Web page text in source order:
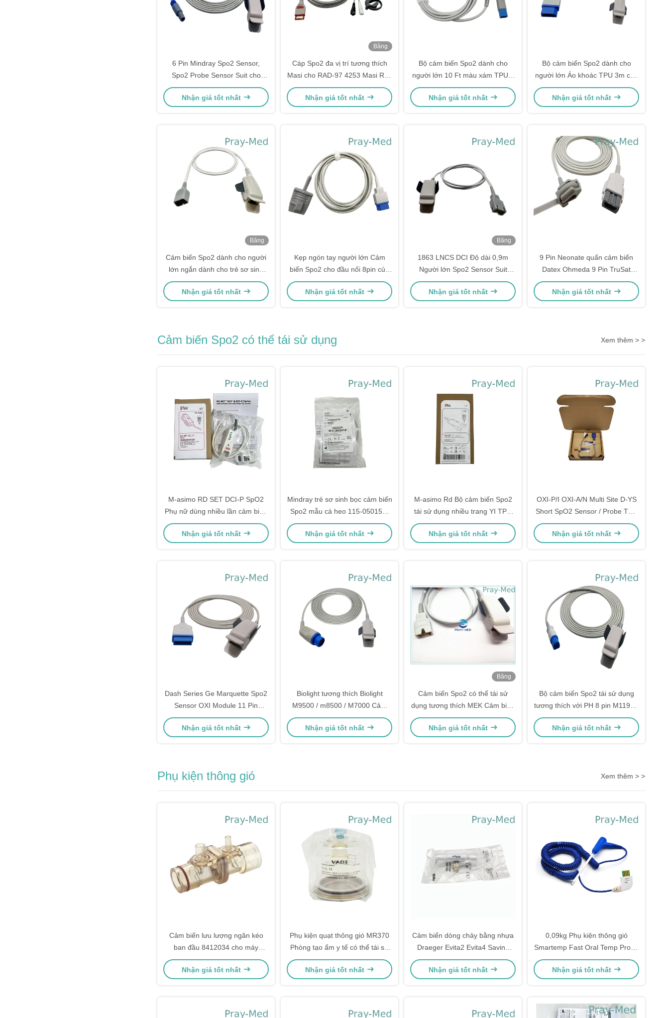
6 Pin Mindray Spo2 Sensor,
Spo2 Probe Sensor Suit cho
PM9000 / 8000 Cáp 3m/10ft TPU
Nhận giá tốt nhất
Băng
Cáp Spo2 đa vị trí tương thích
Masi cho RAD-97 4253 Masi Red
20-pin Connector
Nhận giá tốt nhất
Bộ cảm biến Spo2 dành cho
người lớn 10 Ft màu xám TPU 8
Đầu nối nam định hình Pin D
Nhận giá tốt nhất
Bộ cảm biến Spo2 dành cho
người lớn Áo khoác TPU 3m cho
đầu nối 8 chân của Meditec miền
Bắc
Nhận giá tốt nhất
Băng
Cảm biến Spo2 dành cho người
lớn ngắn dành cho trẻ sơ sinh
cho đầu nối 9pin Nihon Kohden
DB
Nhận giá tốt nhất
Kẹp ngón tay người lớn Cảm
biến Spo2 cho đầu nối 8pin của
Northern Meditec 3m
Nhận giá tốt nhất
Băng
1863 LNCS DCI Độ dài 0,9m
Người lớn Spo2 Sensor Suit
bệnh nhân
Nhận giá tốt nhất
9 Pin Neonate quấn cảm biến
Datex Ohmeda 9 Pin TruSat
SpO2 Probe
Nhận giá tốt nhất
Cảm biến Spo2 có thể tái sử dụng Xem thêm > >
M-asimo RD SET DCI-P SpO2
Phụ nữ dùng nhiều lần cảm biến
clip ngón tay 4051
Nhận giá tốt nhất
Mindray trẻ sơ sinh bọc cảm biến
Spo2 mẫu cá heo 115-050154-
00 518BLH
Nhận giá tốt nhất
M-asimo Rd Bộ cảm biến Spo2
tái sử dụng nhiều trang YI TPU
0,9m 4054
Nhận giá tốt nhất
OXI-P/I OXI-A/N Multi Site D-YS
Short SpO2 Sensor / Probe TPU
Jacket
Nhận giá tốt nhất
Dash Series Ge Marquette Spo2
Sensor OXI Module 11 Pin
Connector 3m / 10ft
Nhận giá tốt nhất
Biolight tương thích Biolight
M9500 / m8500 / M7000 Cảm
biến dùng cho người lớn có thể
sử dụng lại được 12pin với 3m
Nhận giá tốt nhất
Băng
Cảm biến Spo2 có thể tái sử
dụng tương thích MEK Cảm biến
đo oxy xung nhịp 7 pin
Nhận giá tốt nhất
Bộ cảm biến Spo2 tái sử dụng
tương thích với PH 8 pin M1196A
USA TE Chip
Nhận giá tốt nhất
Phụ kiện thông gió Xem thêm > >
Cảm biến lưu lượng ngăn kéo
ban đầu 8412034 cho máy
FABIUS2000 OXYLOG 2000
PPSU
Nhận giá tốt nhất
Phụ kiện quạt thông gió MR370
Phòng tạo ẩm y tế có thể tái sử
dụng Fisher Paykel
Nhận giá tốt nhất
Cảm biến dòng chảy bằng nhựa
Draeger Evita2 Evita4 Savina
trong suốt 6871980
Nhận giá tốt nhất
0,09kg Phụ kiện thông gió
Smartemp Fast Oral Temp Probe
TPU Jacket Blue
Nhận giá tốt nhất